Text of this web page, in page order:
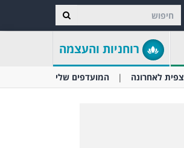
רוחניות והעצמה
צפית לאחרונה המועדפים שלי